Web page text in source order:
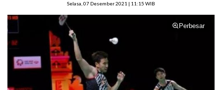
Selasa, 07 Desember 2021 | 11:15 WIB
Perbesar